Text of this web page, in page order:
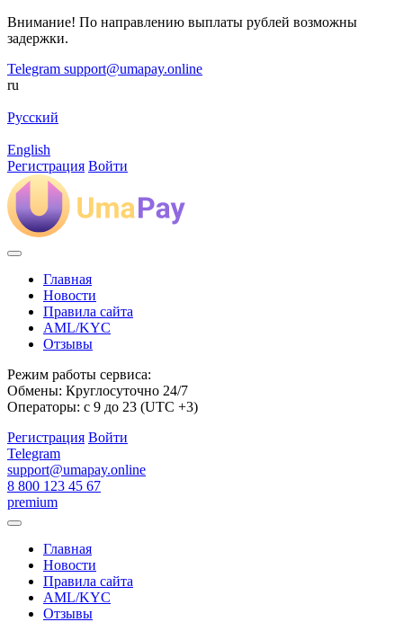
Внимание! По направлению выплаты рублей возможны
задержки.
Telegram support@umapay.online
ru
Русский
English
Регистрация Войти
Главная
Новости
Правила сайта
AML/KYC
Отзывы
Режим работы сервиса:
Обмены: Круглосуточно 24/7
Операторы: с 9 до 23 (UTC +3)
Регистрация Войти
Telegram
support@umapay.online
8 800 123 45 67
premium
Главная
Новости
Правила сайта
AML/KYC
Отзывы